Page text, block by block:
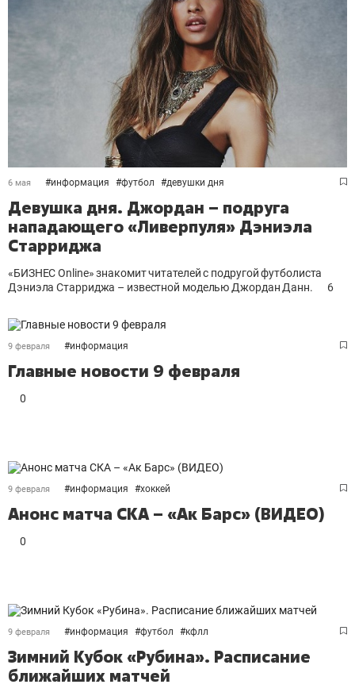
6 мая #информация #футбол #девушки дня
Девушка дня. Джордан – подруга
нападающего «Ливерпуля» Дэниэла
Старриджа
«БИЗНЕС Online» знакомит читателей с подругой футболиста
Дэниэла Старриджа – известной моделью Джордан Данн.
6
9 февраля #информация
Главные новости 9 февраля
0
9 февраля #информация #хоккей
Анонс матча СКА – «Ак Барс» (ВИДЕО)
0
9 февраля #информация #футбол #кфлл
Зимний Кубок «Рубина». Расписание
ближайших матчей